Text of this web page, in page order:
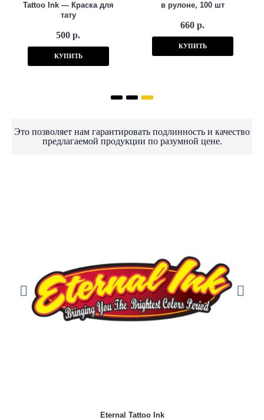
Tattoo Ink — Краска для
тату
500 р.
КУПИТЬ
в рулоне, 100 шт
660 р.
КУПИТЬ
Это позволяет нам гарантировать подлинность и качество
предлагаемой продукции по разумной цене.
Eternal Tattoo Ink